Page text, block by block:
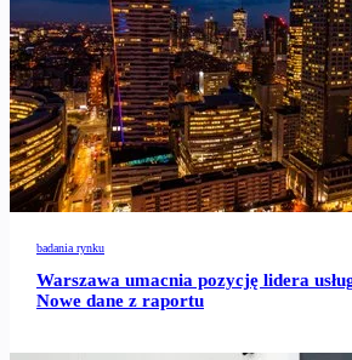
badania rynku
Warszawa umacnia pozycję lidera
Nowe dane z raportu